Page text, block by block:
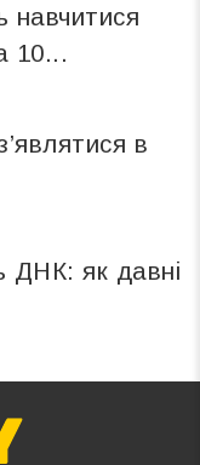
10...
в
ДНК: як давні